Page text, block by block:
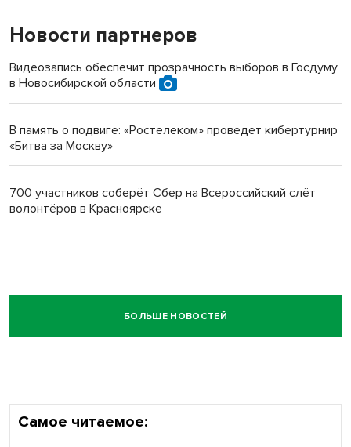
Новости партнеров
Видеозапись обеспечит прозрачность выборов в Госдуму
в Новосибирской области
В память о подвиге: «Ростелеком» проведет кибертурнир
«Битва за Москву»
700 участников соберёт Сбер на Всероссийский слёт
волонтёров в Красноярске
БОЛЬШЕ НОВОСТЕЙ
Самое читаемое: